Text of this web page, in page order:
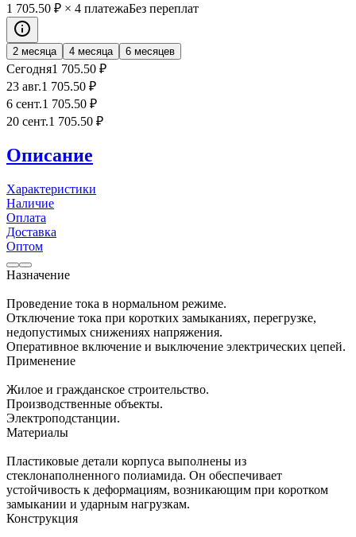
1 705.50 ₽ × 4 платежаБез переплат
2 месяца 4 месяца 6 месяцев
Сегодня1 705.50 ₽
23 авг.1 705.50 ₽
6 сент.1 705.50 ₽
20 сент.1 705.50 ₽
Описание
Характеристики
Наличие
Оплата
Доставка
Оптом
Назначение
Проведение тока в нормальном режиме.
Отключение тока при коротких замыканиях, перегрузке,
недопустимых снижениях напряжения.
Оперативное включение и выключение электрических цепей.
Применение
Жилое и гражданское строительство.
Производственные объекты.
Электроподстанции.
Материалы
Пластиковые детали корпуса выполнены из
стеклонаполненного полиамида. Он обеспечивает
устойчивость к деформациям, возникающим при коротком
замыкании и ударным нагрузкам.
Конструкция